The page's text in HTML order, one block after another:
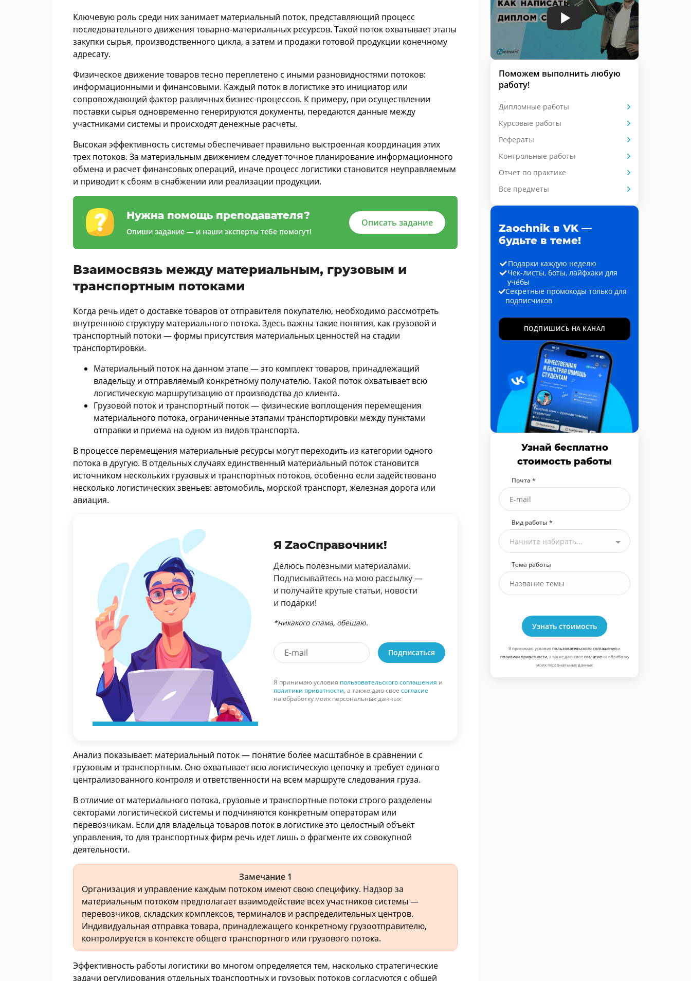
Ключевую роль среди них занимает материальный поток, представляющий процесс
последовательного движения товарно-материальных ресурсов. Такой поток охватывает этапы
закупки сырья, производственного цикла, а затем и продажи готовой продукции конечному
адресату.
Физическое движение товаров тесно переплетено с иными разновидностями потоков:
информационными и финансовыми. Каждый поток в логистике это инициатор или
сопровождающий фактор различных бизнес-процессов. К примеру, при осуществлении
поставки сырья одновременно генерируются документы, передаются данные между
участниками системы и происходят денежные расчеты.
Высокая эффективность системы обеспечивает правильно выстроенная координация этих
трех потоков. За материальным движением следует точное планирование информационного
обмена и расчет финансовых операций, иначе процесс логистики становится неуправляемым
и приводит к сбоям в снабжении или реализации продукции.
Нужна помощь преподавателя?
Опиши задание — и наши эксперты тебе помогут!
Описать задание
Взаимосвязь между материальным, грузовым и
транспортным потоками
Когда речь идет о доставке товаров от отправителя покупателю, необходимо рассмотреть
внутреннюю структуру материального потока. Здесь важны такие понятия, как грузовой и
транспортный потоки — формы присутствия материальных ценностей на стадии
транспортировки.
Материальный поток на данном этапе — это комплект товаров, принадлежащий
владельцу и отправляемый конкретному получателю. Такой поток охватывает всю
логистическую маршрутизацию от производства до клиента.
Грузовой поток и транспортный поток — физические воплощения перемещения
материального потока, ограниченные этапами транспортировки между пунктами
отправки и приема на одном из видов транспорта.
В процессе перемещения материальные ресурсы могут переходить из категории одного
потока в другую. В отдельных случаях единственный материальный поток становится
источником нескольких грузовых и транспортных потоков, особенно если задействовано
несколько логистических звеньев: автомобиль, морской транспорт, железная дорога или
авиация.
Я ZaoСправочник!
Делюсь полезными материалами.
Подписывайтесь на мою рассылку —
и получайте крутые статьи, новости
и подарки!
*никакого спама, обещаю.
Подписаться
Я принимаю условия пользовательского соглашения и
политики приватности, а также даю свое согласие
на обработку моих персональных данных
Анализ показывает: материальный поток — понятие более масштабное в сравнении с
грузовым и транспортным. Оно охватывает всю логистическую цепочку и требует единого
централизованного контроля и ответственности на всем маршруте следования груза.
В отличие от материального потока, грузовые и транспортные потоки строго разделены
секторами логистической системы и подчиняются конкретным операторам или
перевозчикам. Если для владельца товаров поток в логистике это целостный объект
управления, то для транспортных фирм речь идет лишь о фрагменте их совокупной
деятельности.
Замечание 1
Организация и управление каждым потоком имеют свою специфику. Надзор за
материальным потоком предполагает взаимодействие всех участников системы —
перевозчиков, складских комплексов, терминалов и распределительных центров.
Индивидуальная отправка товара, принадлежащего конкретному грузоотправителю,
контролируется в контексте общего транспортного или грузового потока.
Эффективность работы логистики во многом определяется тем, насколько стратегические
задачи регулирования отдельных транспортных и грузовых потоков согласуются с общей
Поможем выполнить любую
работу!
Дипломные работы
Курсовые работы
Рефераты
Контрольные работы
Отчет по практике
Все предметы
Zaochnik в VK —
будьте в теме!
Подарки каждую неделю
Чек-листы, боты, лайфхаки для
учёбы
Секретные промокоды только для
подписчиков
ПОДПИШИСЬ НА КАНАЛ
Узнай бесплатно
стоимость работы
Почта *
Вид работы *
Начните набирать...
Тема работы
Узнать стоимость
Я принимаю условияпользовательского соглашенияи
политики приватности, а также даю своесогласиена обработку
моих персональных данных